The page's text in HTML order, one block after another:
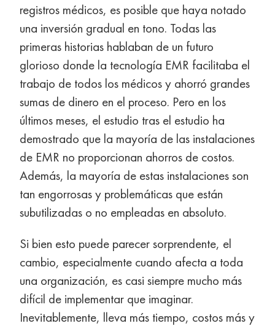
registros médicos, es posible que haya notado
una inversión gradual en tono. Todas las
primeras historias hablaban de un futuro
glorioso donde la tecnología EMR facilitaba el
trabajo de todos los médicos y ahorró grandes
sumas de dinero en el proceso. Pero en los
últimos meses, el estudio tras el estudio ha
demostrado que la mayoría de las instalaciones
de EMR no proporcionan ahorros de costos.
Además, la mayoría de estas instalaciones son
tan engorrosas y problemáticas que están
subutilizadas o no empleadas en absoluto.
Si bien esto puede parecer sorprendente, el
cambio, especialmente cuando afecta a toda
una organización, es casi siempre mucho más
difícil de implementar que imaginar.
Inevitablemente, lleva más tiempo, costos más y